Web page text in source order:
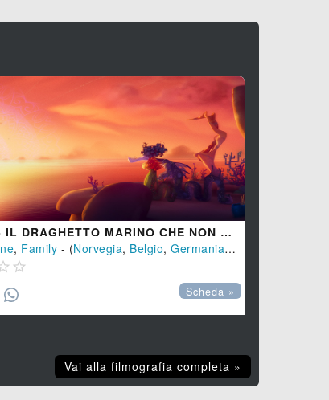
RUFUS - IL DRAGHETTO MARINO CHE NON SAPEVA NUOTARE
, Family - (Norvegia, Belgio, Germania-

Scheda »
Vai alla filmografia completa »